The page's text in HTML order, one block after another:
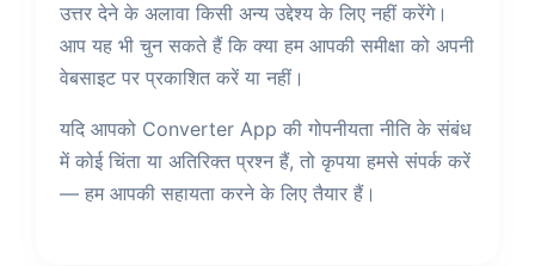
उत्तर देने के अलावा किसी अन्य उद्देश्य के लिए नहीं करेंगे।
आप यह भी चुन सकते हैं कि क्या हम आपकी समीक्षा को अपनी
वेबसाइट पर प्रकाशित करें या नहीं।
यदि आपको Converter App की गोपनीयता नीति के संबंध
में कोई चिंता या अतिरिक्त प्रश्न हैं, तो कृपया हमसे संपर्क करें
— हम आपकी सहायता करने के लिए तैयार हैं।